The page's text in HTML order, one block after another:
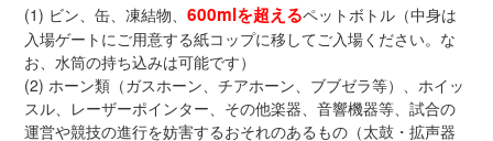
(1) ビン、缶、凍結物、600mlを超えるペットボトル（中身は
入場ゲートにご用意する紙コップに移してご入場ください。な
お、水筒の持ち込みは可能です）
(2) ホーン類（ガスホーン、チアホーン、ブブゼラ等）、ホイッ
スル、レーザーポインター、その他楽器、音響機器等、試合の
運営や競技の進行を妨害するおそれのあるもの（太鼓・拡声器